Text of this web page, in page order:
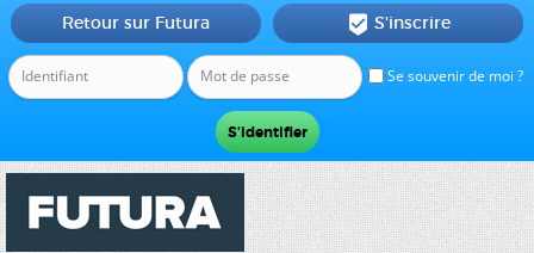
Se souvenir de moi ?
Retour sur Futura  S'inscrire